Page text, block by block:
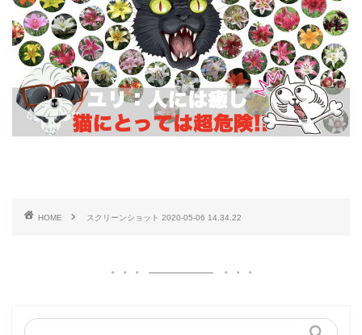
HOME スクリーンショット 2020-05-06 14.34.22